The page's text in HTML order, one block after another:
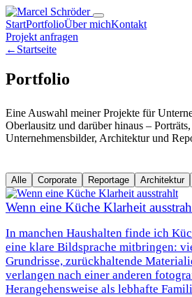
StartPortfolioÜber michKontakt
Projekt anfragen
← Startseite
Portfolio
Eine Auswahl meiner Projekte für
Oberlausitz und darüber hinaus – Porträts,
Unternehmensbilder, Architektur und
Alle Corporate Reportage Architektur
Wenn eine Küche Klarheit
In manchen Haushalten finde ich
eine klare Bildsprache mitbringen:
Grundrisse, zurückhaltende
verlangen nach einer anderen
Herangehensweise als lebhafte